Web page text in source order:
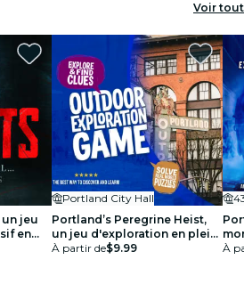
Voir tout
un jeu
en
Portland City Hall
Portland’s Peregrine Heist,
un jeu d'exploration en plein
air
À partir de$9.99
À